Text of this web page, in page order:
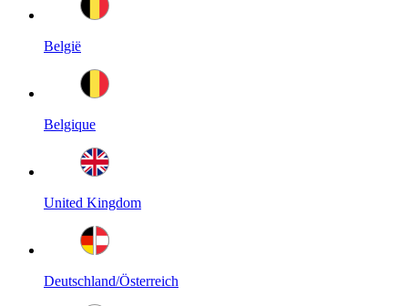
België
Belgique
United Kingdom
Deutschland/Österreich